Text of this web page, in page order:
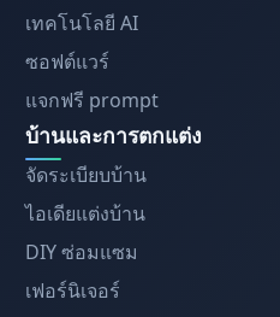
เทคโนโลยี AI
ซอฟต์แวร์
แจกฟรี prompt
บ้านและการตกแต่ง
จัดระเบียบบ้าน
ไอเดียแต่งบ้าน
DIY ซ่อมแซม
เฟอร์นิเจอร์